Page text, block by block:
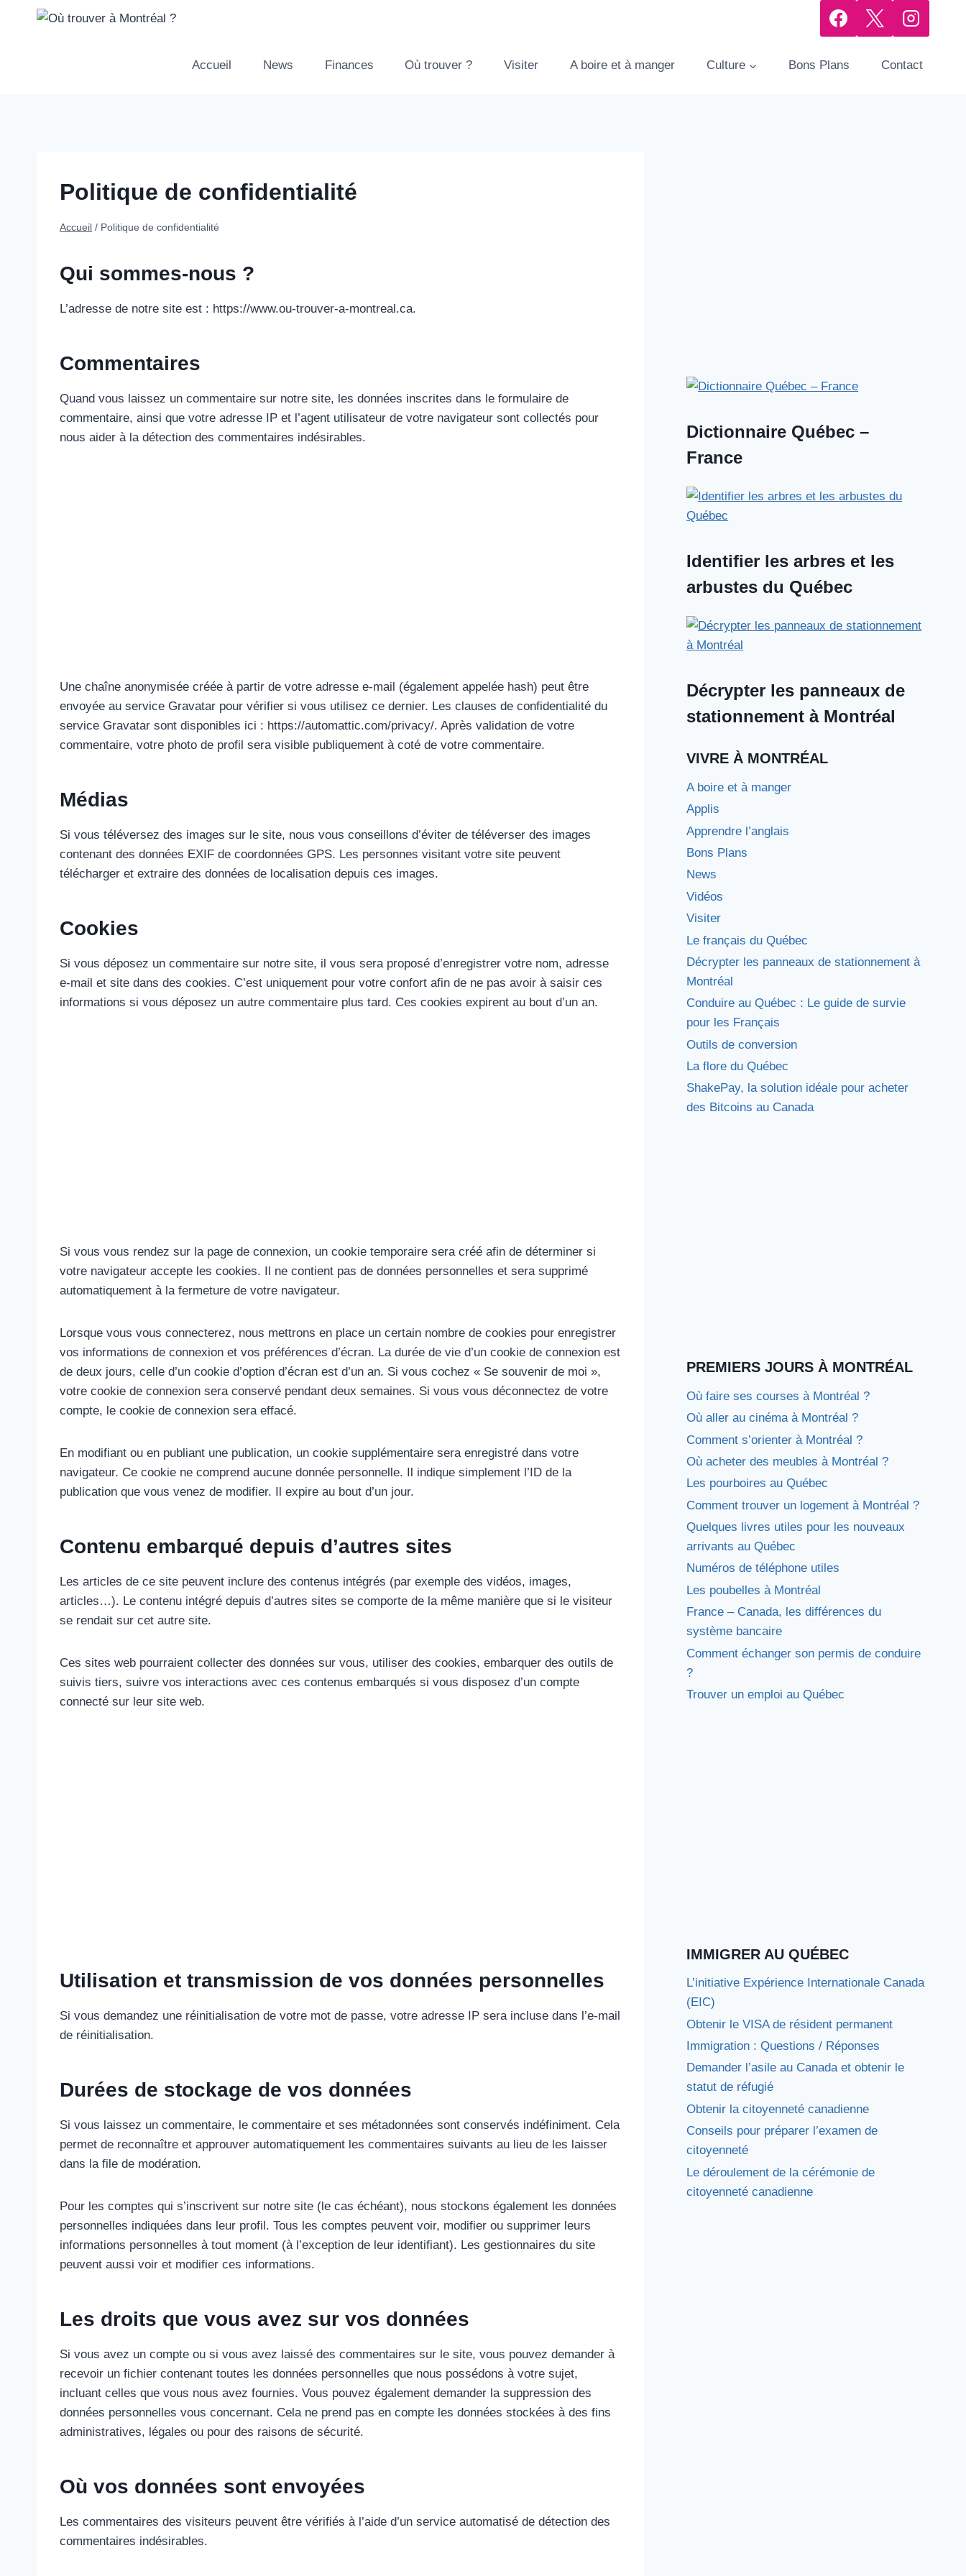
Accueil
News Finances Où trouver ? Visiter A boire et à manger Culture Bons Plans Contact
Politique de confidentialité
Accueil / Politique de confidentialité
Qui sommes-nous ?
L’adresse de notre site est : https://www.ou-trouver-a-montreal.ca.
Commentaires
Quand vous laissez un commentaire sur notre site, les données inscrites dans le formulaire de
commentaire, ainsi que votre adresse IP et l’agent utilisateur de votre navigateur sont collectés pour
nous aider à la détection des commentaires indésirables.
Une chaîne anonymisée créée à partir de votre adresse e-mail (également appelée hash) peut être
envoyée au service Gravatar pour vérifier si vous utilisez ce dernier. Les clauses de confidentialité du
service Gravatar sont disponibles ici : https://automattic.com/privacy/. Après validation de votre
commentaire, votre photo de profil sera visible publiquement à coté de votre commentaire.
Médias
Si vous téléversez des images sur le site, nous vous conseillons d’éviter de téléverser des images
contenant des données EXIF de coordonnées GPS. Les personnes visitant votre site peuvent
télécharger et extraire des données de localisation depuis ces images.
Cookies
Si vous déposez un commentaire sur notre site, il vous sera proposé d’enregistrer votre nom, adresse
e-mail et site dans des cookies. C’est uniquement pour votre confort afin de ne pas avoir à saisir ces
informations si vous déposez un autre commentaire plus tard. Ces cookies expirent au bout d’un an.
Si vous vous rendez sur la page de connexion, un cookie temporaire sera créé afin de déterminer si
votre navigateur accepte les cookies. Il ne contient pas de données personnelles et sera supprimé
automatiquement à la fermeture de votre navigateur.
Lorsque vous vous connecterez, nous mettrons en place un certain nombre de cookies pour enregistrer
vos informations de connexion et vos préférences d’écran. La durée de vie d’un cookie de connexion est
de deux jours, celle d’un cookie d’option d’écran est d’un an. Si vous cochez « Se souvenir de moi »,
votre cookie de connexion sera conservé pendant deux semaines. Si vous vous déconnectez de votre
compte, le cookie de connexion sera effacé.
En modifiant ou en publiant une publication, un cookie supplémentaire sera enregistré dans votre
navigateur. Ce cookie ne comprend aucune donnée personnelle. Il indique simplement l’ID de la
publication que vous venez de modifier. Il expire au bout d’un jour.
Contenu embarqué depuis d’autres sites
Les articles de ce site peuvent inclure des contenus intégrés (par exemple des vidéos, images,
articles…). Le contenu intégré depuis d’autres sites se comporte de la même manière que si le visiteur
se rendait sur cet autre site.
Ces sites web pourraient collecter des données sur vous, utiliser des cookies, embarquer des outils de
suivis tiers, suivre vos interactions avec ces contenus embarqués si vous disposez d’un compte
connecté sur leur site web.
Utilisation et transmission de vos données personnelles
Si vous demandez une réinitialisation de votre mot de passe, votre adresse IP sera incluse dans l’e-mail
de réinitialisation.
Durées de stockage de vos données
Si vous laissez un commentaire, le commentaire et ses métadonnées sont conservés indéfiniment. Cela
permet de reconnaître et approuver automatiquement les commentaires suivants au lieu de les laisser
dans la file de modération.
Pour les comptes qui s’inscrivent sur notre site (le cas échéant), nous stockons également les données
personnelles indiquées dans leur profil. Tous les comptes peuvent voir, modifier ou supprimer leurs
informations personnelles à tout moment (à l’exception de leur identifiant). Les gestionnaires du site
peuvent aussi voir et modifier ces informations.
Les droits que vous avez sur vos données
Si vous avez un compte ou si vous avez laissé des commentaires sur le site, vous pouvez demander à
recevoir un fichier contenant toutes les données personnelles que nous possédons à votre sujet,
incluant celles que vous nous avez fournies. Vous pouvez également demander la suppression des
données personnelles vous concernant. Cela ne prend pas en compte les données stockées à des fins
administratives, légales ou pour des raisons de sécurité.
Où vos données sont envoyées
Les commentaires des visiteurs peuvent être vérifiés à l’aide d’un service automatisé de détection des
commentaires indésirables.
Dictionnaire Québec –
France
Identifier les arbres et les
arbustes du Québec
Décrypter les panneaux de
stationnement à Montréal
VIVRE À MONTRÉAL
A boire et à manger
Applis
Apprendre l’anglais
Bons Plans
News
Vidéos
Visiter
Le français du Québec
Décrypter les panneaux de stationnement à
Montréal
Conduire au Québec : Le guide de survie
pour les Français
Outils de conversion
La flore du Québec
ShakePay, la solution idéale pour acheter
des Bitcoins au Canada
PREMIERS JOURS À MONTRÉAL
Où faire ses courses à Montréal ?
Où aller au cinéma à Montréal ?
Comment s’orienter à Montréal ?
Où acheter des meubles à Montréal ?
Les pourboires au Québec
Comment trouver un logement à Montréal ?
Quelques livres utiles pour les nouveaux
arrivants au Québec
Numéros de téléphone utiles
Les poubelles à Montréal
France – Canada, les différences du
système bancaire
Comment échanger son permis de conduire
?
Trouver un emploi au Québec
IMMIGRER AU QUÉBEC
L’initiative Expérience Internationale Canada
(EIC)
Obtenir le VISA de résident permanent
Immigration : Questions / Réponses
Demander l’asile au Canada et obtenir le
statut de réfugié
Obtenir la citoyenneté canadienne
Conseils pour préparer l’examen de
citoyenneté
Le déroulement de la cérémonie de
citoyenneté canadienne